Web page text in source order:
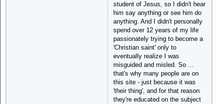
student of Jesus, so I didn't hear
him say anything or see him do
anything. And I didn't personally
spend over 12 years of my life
passionately trying to become a
'Christian saint' only to
eventually realize I was
misguided and misled. So ...
that's why many people are on
this site - just because it was
'their thing', and for that reason
they're educated on the subject